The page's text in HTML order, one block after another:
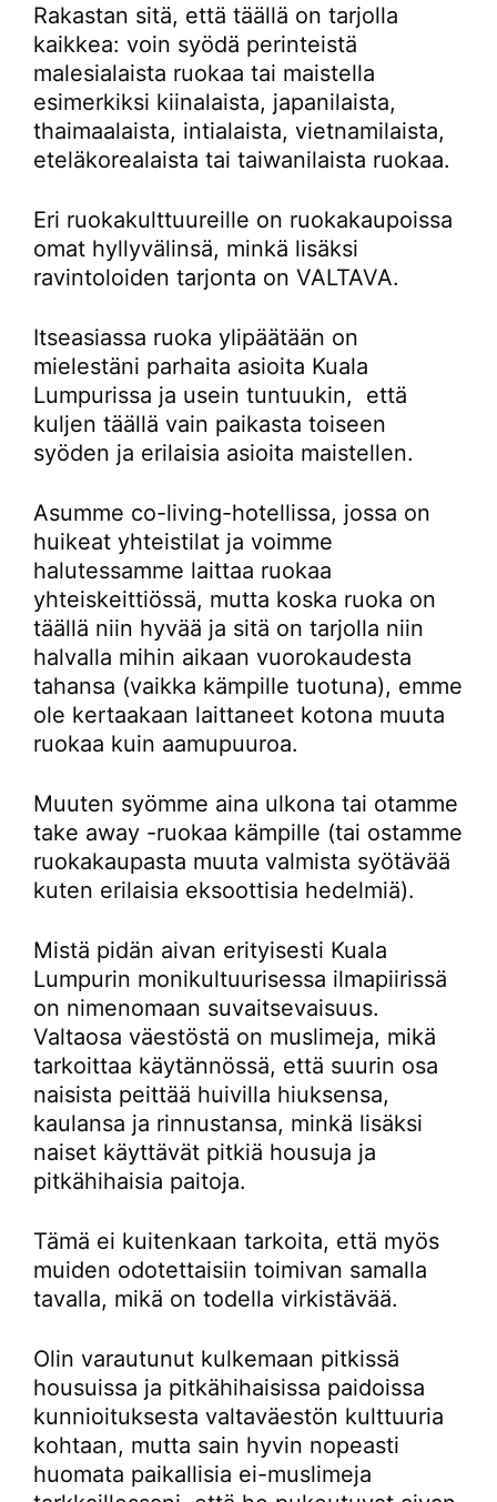
Rakastan sitä, että täällä on tarjolla
kaikkea: voin syödä perinteistä
malesialaista ruokaa tai maistella
esimerkiksi kiinalaista, japanilaista,
thaimaalaista, intialaista, vietnamilaista,
eteläkorealaista tai taiwanilaista ruokaa.
Eri ruokakulttuureille on ruokakaupoissa
omat hyllyvälinsä, minkä lisäksi
ravintoloiden tarjonta on VALTAVA.
Itseasiassa ruoka ylipäätään on
mielestäni parhaita asioita Kuala
Lumpurissa ja usein tuntuukin, että
kuljen täällä vain paikasta toiseen
syöden ja erilaisia asioita maistellen.
Asumme co-living-hotellissa, jossa on
huikeat yhteistilat ja voimme
halutessamme laittaa ruokaa
yhteiskeittiössä, mutta koska ruoka on
täällä niin hyvää ja sitä on tarjolla niin
halvalla mihin aikaan vuorokaudesta
tahansa (vaikka kämpille tuotuna), emme
ole kertaakaan laittaneet kotona muuta
ruokaa kuin aamupuuroa.
Muuten syömme aina ulkona tai otamme
take away -ruokaa kämpille (tai ostamme
ruokakaupasta muuta valmista syötävää
kuten erilaisia eksoottisia hedelmiä).
Mistä pidän aivan erityisesti Kuala
Lumpurin monikultuurisessa ilmapiirissä
on nimenomaan suvaitsevaisuus.
Valtaosa väestöstä on muslimeja, mikä
tarkoittaa käytännössä, että suurin osa
naisista peittää huivilla hiuksensa,
kaulansa ja rinnustansa, minkä lisäksi
naiset käyttävät pitkiä housuja ja
pitkähihaisia paitoja.
Tämä ei kuitenkaan tarkoita, että myös
muiden odotettaisiin toimivan samalla
tavalla, mikä on todella virkistävää.
Olin varautunut kulkemaan pitkissä
housuissa ja pitkähihaisissa paidoissa
kunnioituksesta valtaväestön kulttuuria
kohtaan, mutta sain hyvin nopeasti
huomata paikallisia ei-muslimeja